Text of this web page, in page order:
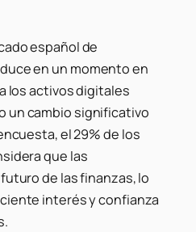
español de
en un momento en
los activos digitales
un cambio significativo
el 29% de los
que las
de las finanzas, lo
interés y confianza